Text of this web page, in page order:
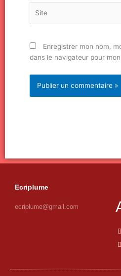
Enregistrer mon nom,
dans le navigateur pour
Ecriplume
ecriplume@gmail.com